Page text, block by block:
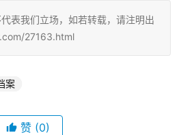
表我们立场，如若转载，请注明出
27163.html
案
赞 (0)